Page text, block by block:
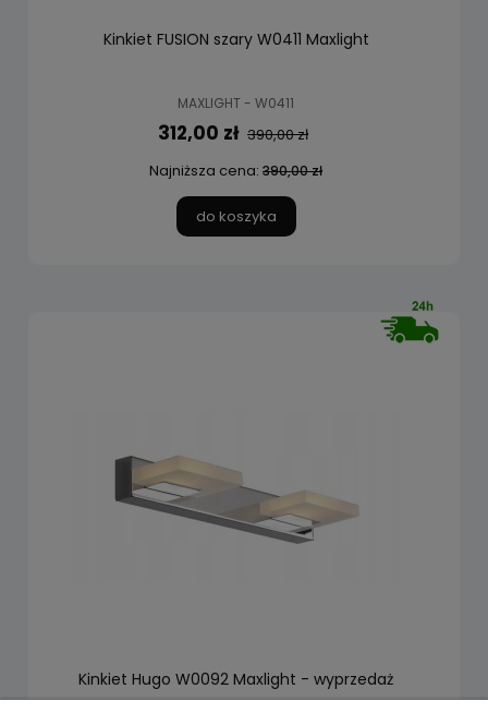
Kinkiet FUSION szary W0411 Maxlight
MAXLIGHT - W0411
312,00 zł 390,00 zł
Najniższa cena: 390,00 zł
do koszyka
Kinkiet Hugo W0092 Maxlight - wyprzedaż